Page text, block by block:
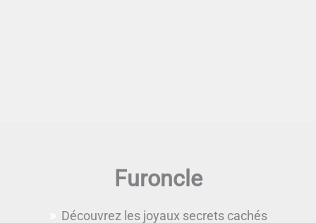
Furoncle
Découvrez les joyaux secrets cachés